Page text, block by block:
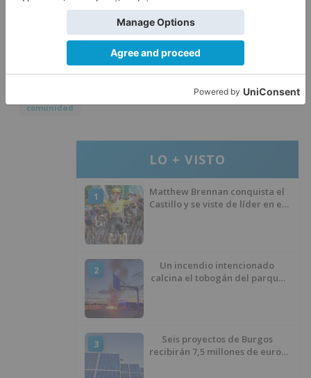
Ante cualquier emergencia, llame al 1-1-2.
protección civil declara alerta
precipitaciones
próximas
horas
comunidad
LO + VISTO
1
Matthew Brennan conquista el
Castillo y se viste de líder en el
2
Un incendio intencionado
calcina el tobogán del parque
3
Seis proyectos de Burgos
recibirán 7,5 millones de euros